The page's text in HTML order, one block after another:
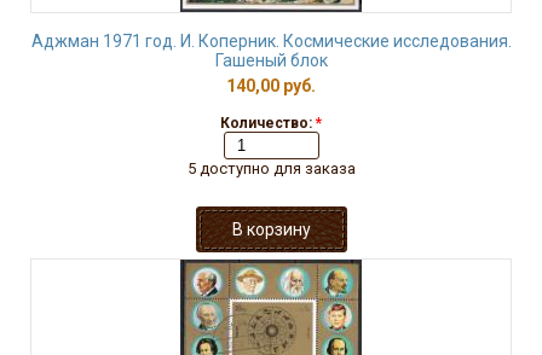
Аджман 1971 год. И. Коперник. Космические исследования.
Гашеный блок
140,00 руб.
Количество: *
5 доступно для заказа